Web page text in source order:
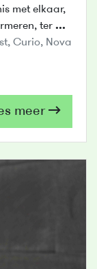
met elkaar,
ter ...
, Curio, Nova
meer